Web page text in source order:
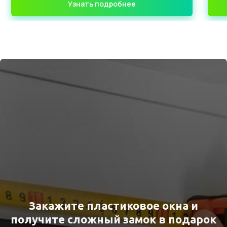
Узнать подробнее
Закажите пластиковое окна и
получите сложный замок в подарок